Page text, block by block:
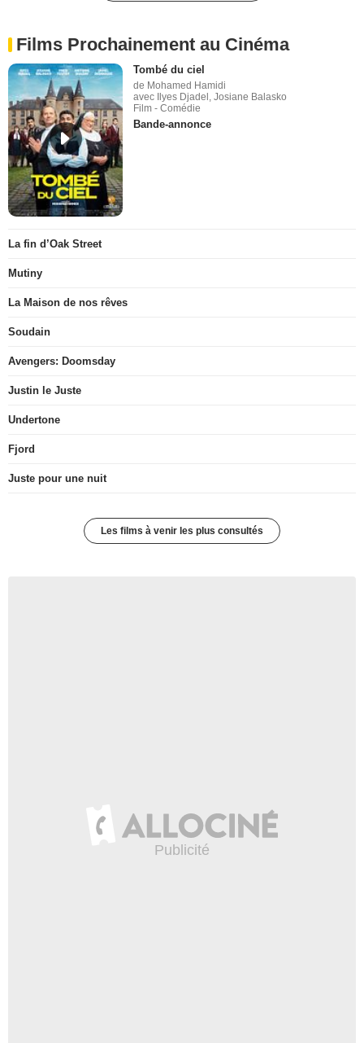
Films Prochainement au Cinéma
Tombé du ciel
de Mohamed Hamidi
avec Ilyes Djadel, Josiane Balasko
Film - Comédie
Bande-annonce
La fin d’Oak Street
Mutiny
La Maison de nos rêves
Soudain
Avengers: Doomsday
Justin le Juste
Undertone
Fjord
Juste pour une nuit
Les films à venir les plus consultés